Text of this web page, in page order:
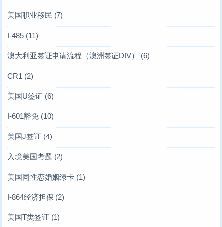
美国职业移民 (7)
I-485 (11)
澳大利亚签证申请流程（澳洲签证DIV） (6)
CR1 (2)
美国U签证 (6)
I-601豁免 (10)
美国J签证 (4)
入境美国考题 (2)
美国同性恋婚姻绿卡 (1)
I-864经济担保 (2)
美国T类签证 (1)